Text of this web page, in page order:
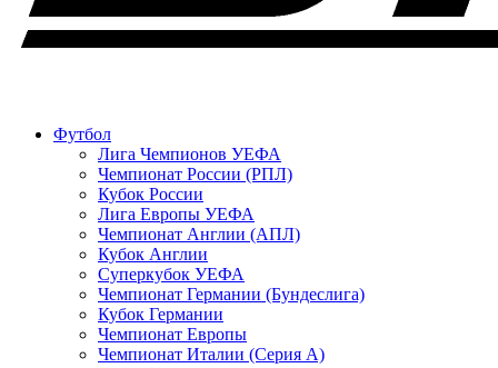
Футбол
Лига Чемпионов УЕФА
Чемпионат России (РПЛ)
Кубок России
Лига Европы УЕФА
Чемпионат Англии (АПЛ)
Кубок Англии
Суперкубок УЕФА
Чемпионат Германии (Бундеслига)
Кубок Германии
Чемпионат Европы
Чемпионат Италии (Серия А)